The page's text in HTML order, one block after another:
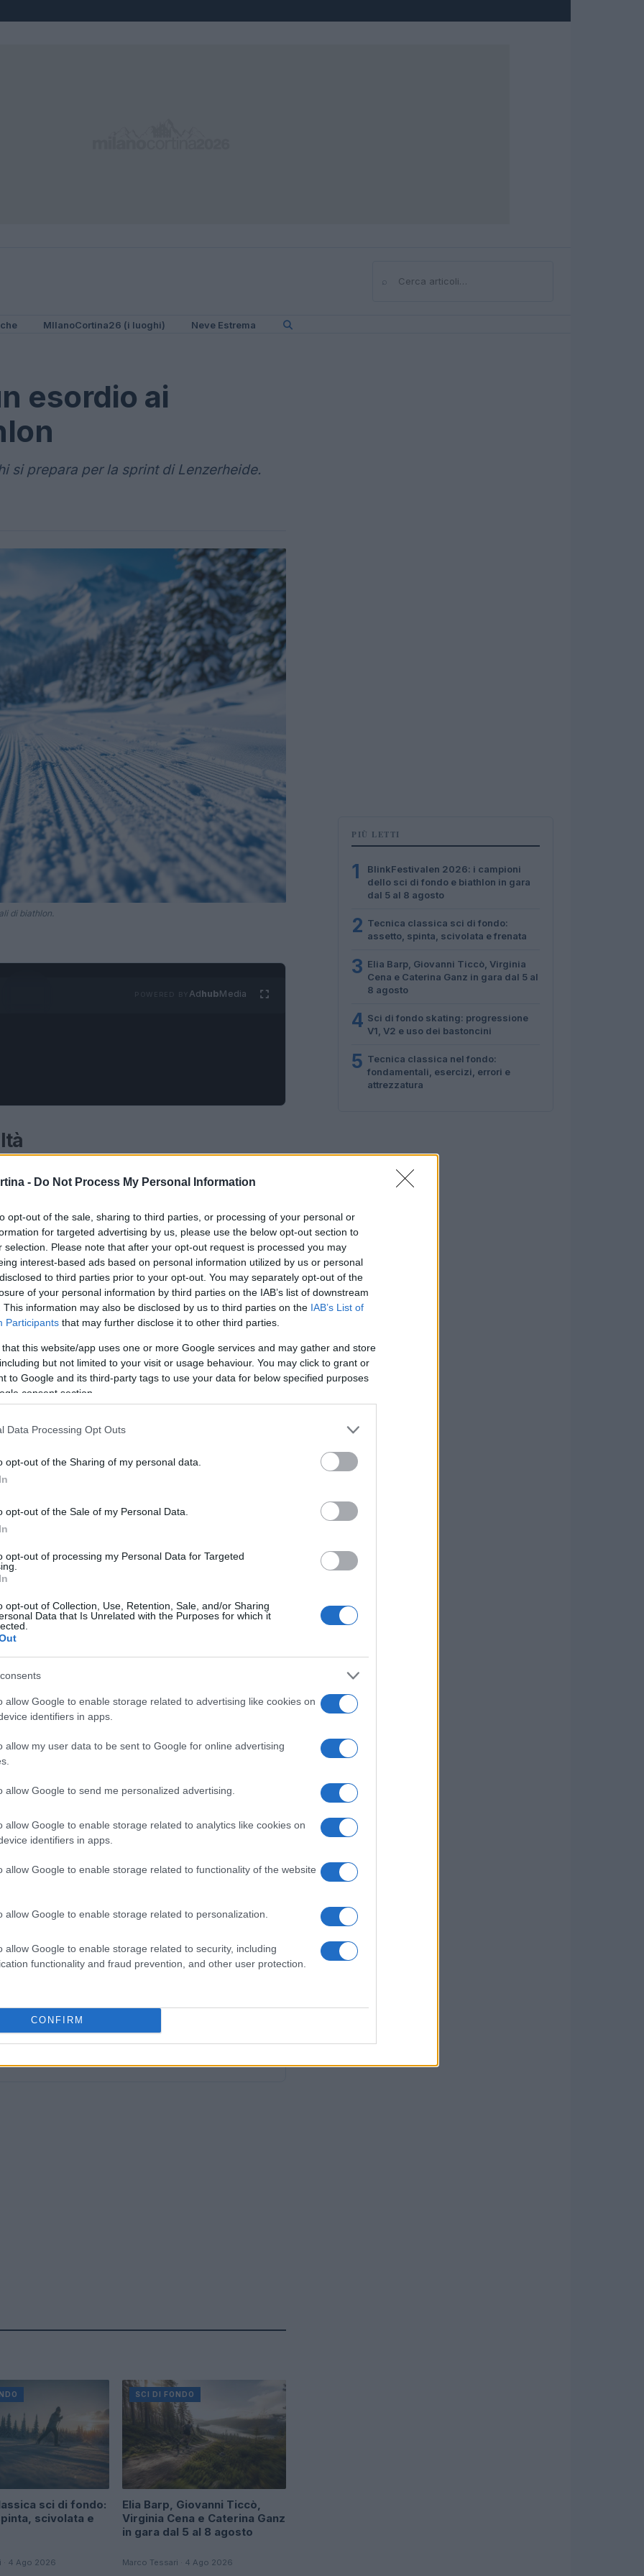
- Do Not Process My Personal Information
opt-out of the sale, sharing to third parties, or processing of your personal or
for targeted advertising by us, please use the below opt-out section to
selection. Please note that after your opt-out request is processed you may
interest-based ads based on personal information utilized by us or personal
to third parties prior to your opt-out. You may separately opt-out of the
of your personal information by third parties on the IAB’s list of downstream
This information may also be disclosed by us to third parties on the IAB’s List of
Participants that may further disclose it to other third parties.
that this website/app uses one or more Google services and may gather and store
but not limited to your visit or usage behaviour. You may click to grant or
to Google and its third-party tags to use your data for below specified purposes
consent section.
Data Processing Opt Outs
opt-out of the Sharing of my personal data.
opt-out of the Sale of my Personal Data.
opt-out of processing my Personal Data for Targeted
opt-out of Collection, Use, Retention, Sale, and/or Sharing
Data that Is Unrelated with the Purposes for which it
allow Google to enable storage related to advertising like cookies on
identifiers in apps.
allow my user data to be sent to Google for online advertising
allow Google to send me personalized advertising.
allow Google to enable storage related to analytics like cookies on
identifiers in apps.
allow Google to enable storage related to functionality of the website
allow Google to enable storage related to personalization.
allow Google to enable storage related to security, including
functionality and fraud prevention, and other user protection.
CONFIRM
⌕Cerca
MIlanoCortina26 (i luoghi) Neve Estrema
esordio ai
si prepara per la sprint di Lenzerheide.
di biathlon.
AdhubMedia
classe 2002, si prepara a vivere un
Mondiali di biathlon. A poche ore dalla
sono felice e sono anche
confessa Trabucchi, rivelando che
immaginato di arrivare a questo traguardo. “Il
erano uno step ancora sopra e non avrei
una vera e propria sfida. “La pista è molto
da 2.5 km”, spiega l’atleta. La lunga salita,
un ostacolo significativo, complicato
che in questi giorni è risultata primaverile e
domani dovrebbe migliorare ed essere più
il presente, ma ha già in mente i suoi
risultati ad Anterselva, dove ha dimostrato di
aree in cui desidera migliorare. “A breve
time e dal range time”, afferma. Per
punta a migliorare la sua performance sugli
“In quello si progredisce più
sci di fondo:
scivolata e
· 4 Ago 2026
SCI DI FONDO
Elia Barp, Giovanni Ticcò,
Virginia Cena e Caterina Ganz
in gara dal 5 al 8 agosto
Marco Tessari · 4 Ago 2026
PIÙ LETTI
1
BlinkFestivalen 2026: i campioni
dello sci di fondo e biathlon in gara
dal 5 al 8 agosto
2 Tecnica classica sci di fondo:
assetto, spinta, scivolata e frenata
3 Elia Barp, Giovanni Ticcò, Virginia
Cena e Caterina Ganz in gara dal 5 al
8 agosto
4 Sci di fondo skating: progressione
V1, V2 e uso dei bastoncini
5 Tecnica classica nel fondo:
fondamentali, esercizi, errori e
attrezzatura